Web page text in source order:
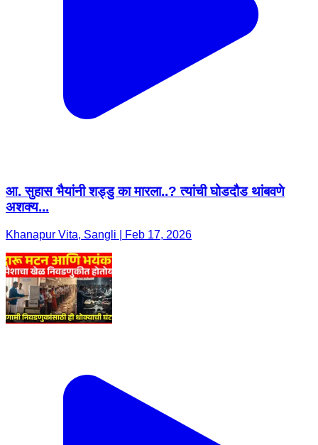
आ. सुहास भैयांनी शड्डु का मारला..? त्यांची घोडदौड थांबवणे
अशक्य...
Khanapur Vita, Sangli | Feb 17, 2026